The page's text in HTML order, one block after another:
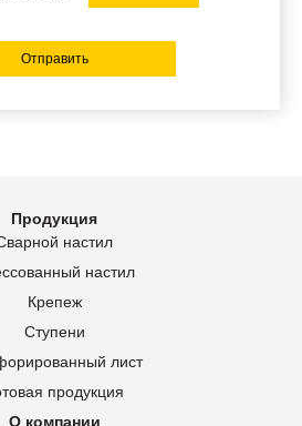
Отправить
Продукция
настил
настил
Крепеж
Ступени
лист
продукция
О компании